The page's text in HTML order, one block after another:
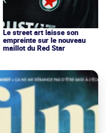
Le street art laisse son
empreinte sur le nouveau
maillot du Red Star